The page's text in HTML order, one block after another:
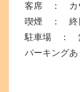
客席 ： カ
喫煙 ： 終
駐車場 ：
パーキングあ